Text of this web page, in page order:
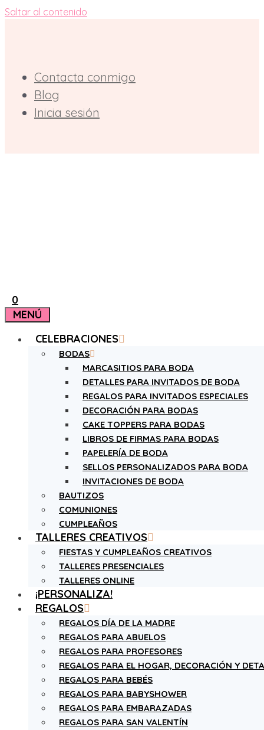
Saltar al contenido
Contacta conmigo
Blog
Inicia sesión
0
MENÚ
CELEBRACIONES
BODAS
MARCASITIOS PARA BODA
DETALLES PARA INVITADOS DE BODA
REGALOS PARA INVITADOS ESPECIALES
DECORACIÓN PARA BODAS
CAKE TOPPERS PARA BODAS
LIBROS DE FIRMAS PARA BODAS
PAPELERÍA DE BODA
SELLOS PERSONALIZADOS PARA BODA
INVITACIONES DE BODA
BAUTIZOS
COMUNIONES
CUMPLEAÑOS
TALLERES CREATIVOS
FIESTAS Y CUMPLEAÑOS CREATIVOS
TALLERES PRESENCIALES
TALLERES ONLINE
¡PERSONALIZA!
REGALOS
REGALOS DÍA DE LA MADRE
REGALOS PARA ABUELOS
REGALOS PARA PROFESORES
REGALOS PARA EL HOGAR, DECORACIÓN Y
REGALOS PARA BEBÉS
REGALOS PARA BABYSHOWER
REGALOS PARA EMBARAZADAS
REGALOS PARA SAN VALENTÍN